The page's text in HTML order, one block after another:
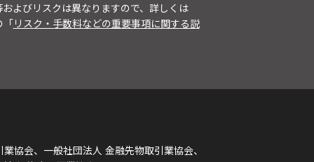
よびリスクは異なりますので、詳しくは
「リスク・手数料などの重要事項に関する説
協会、一般社団法人 金融先物取引業協会、